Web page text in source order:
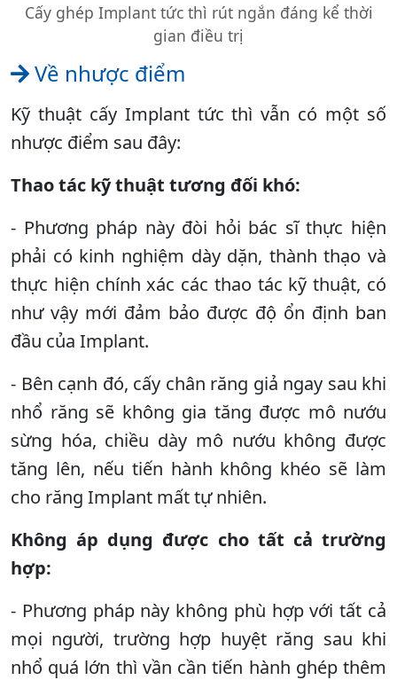
Cấy ghép Implant tức thì rút ngắn đáng kể thời
gian điều trị
Về nhược điểm
Kỹ thuật cấy Implant tức thì vẫn có một số
nhược điểm sau đây:
Thao tác kỹ thuật tương đối khó:
- Phương pháp này đòi hỏi bác sĩ thực hiện
phải có kinh nghiệm dày dặn, thành thạo và
thực hiện chính xác các thao tác kỹ thuật, có
như vậy mới đảm bảo được độ ổn định ban
đầu của Implant.
- Bên cạnh đó, cấy chân răng giả ngay sau khi
nhổ răng sẽ không gia tăng được mô nướu
sừng hóa, chiều dày mô nướu không được
tăng lên, nếu tiến hành không khéo sẽ làm
cho răng Implant mất tự nhiên.
Không áp dụng được cho tất cả trường
hợp:
- Phương pháp này không phù hợp với tất cả
mọi người, trường hợp huyệt răng sau khi
nhổ quá lớn thì vần cần tiến hành ghép thêm